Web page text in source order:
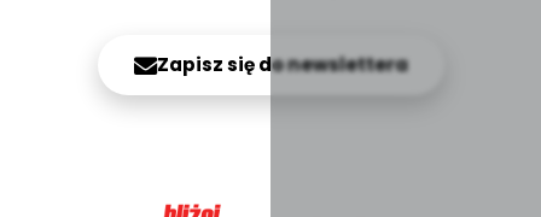
Zapisz się do newslettera